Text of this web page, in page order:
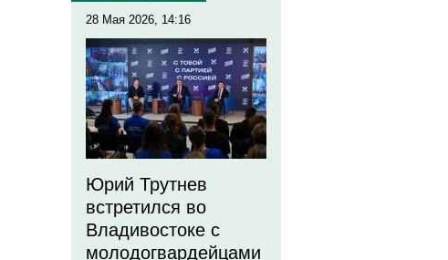
28 Мая 2026, 14:16
Юрий Трутнев
встретился во
Владивостоке с
молодогвардейцами